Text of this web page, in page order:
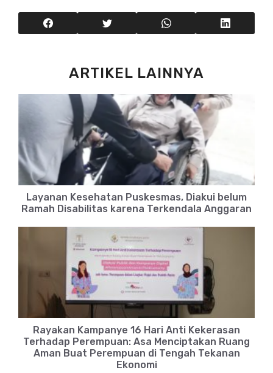
ARTIKEL LAINNYA
Layanan Kesehatan Puskesmas, Diakui belum
Ramah Disabilitas karena Terkendala Anggaran
Rayakan Kampanye 16 Hari Anti Kekerasan
Terhadap Perempuan: Asa Menciptakan Ruang
Aman Buat Perempuan di Tengah Tekanan
Ekonomi